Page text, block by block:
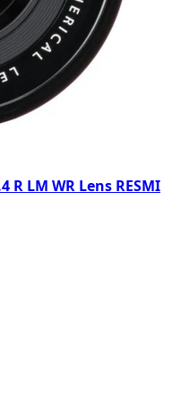
R LM WR Lens RESMI